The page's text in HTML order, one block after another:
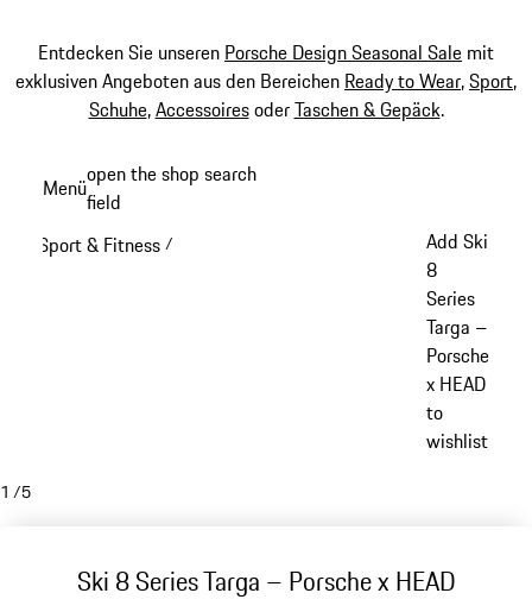
Entdecken Sie unseren Porsche Design Seasonal Sale mit
exklusiven Angeboten aus den Bereichen Ready to Wear,Sport,
Schuhe,AccessoiresoderTaschen & Gepäck.
Hauptinhalt
Menüopen the shop search
field
Sport & Fitness /
Add Ski
8
Series
Targa –
Porsche
x HEAD
to
wishlist
1 /5
Ski 8 Series Targa – Porsche x HEAD